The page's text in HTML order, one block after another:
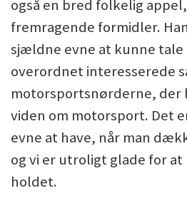
også en bred folkelig
fremragende formidler.
sjældne evne at kunne tale
overordnet interesserede
motorsportsnørderne, der
viden om motorsport. Det
evne at have, når man
og vi er utroligt glade for at
holdet.